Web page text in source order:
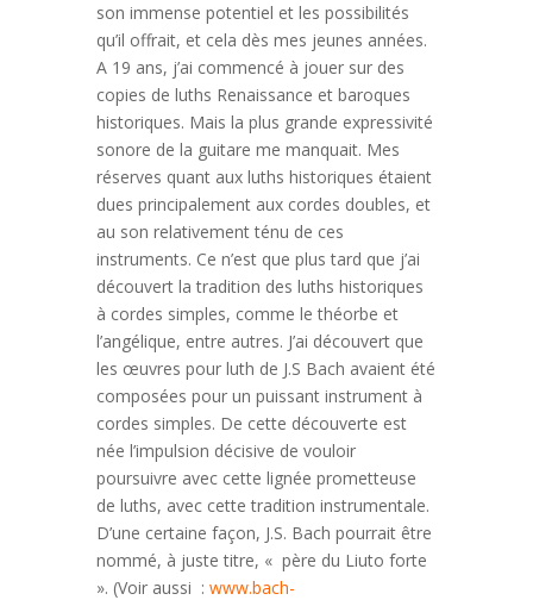
son immense potentiel et les possibilités
qu’il offrait, et cela dès mes jeunes années.
A 19 ans, j’ai commencé à jouer sur des
copies de luths Renaissance et baroques
historiques. Mais la plus grande expressivité
sonore de la guitare me manquait. Mes
réserves quant aux luths historiques étaient
dues principalement aux cordes doubles, et
au son relativement ténu de ces
instruments. Ce n’est que plus tard que j’ai
découvert la tradition des luths historiques
à cordes simples, comme le théorbe et
l’angélique, entre autres. J’ai découvert que
les œuvres pour luth de J.S Bach avaient été
composées pour un puissant instrument à
cordes simples. De cette découverte est
née l’impulsion décisive de vouloir
poursuivre avec cette lignée prometteuse
de luths, avec cette tradition instrumentale.
D’une certaine façon, J.S. Bach pourrait être
nommé, à juste titre, « père du Liuto forte
». (Voir aussi : www.bach-